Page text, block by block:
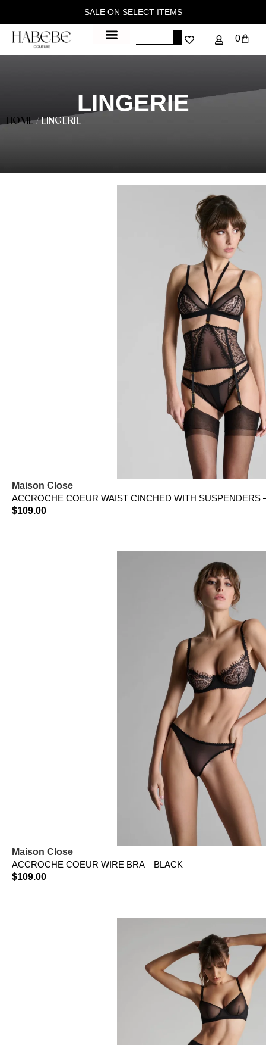
SALE ON SELECT ITEMS
0
LINGERIE
HOME/ LINGERIE
Maison Close
ACCROCHE COEUR WAIST CINCHED WITH SUSPENDERS
$109.00
Maison Close
ACCROCHE COEUR WIRE BRA – BLACK
$109.00